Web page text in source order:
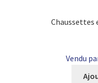
Chaussettes
Vendu